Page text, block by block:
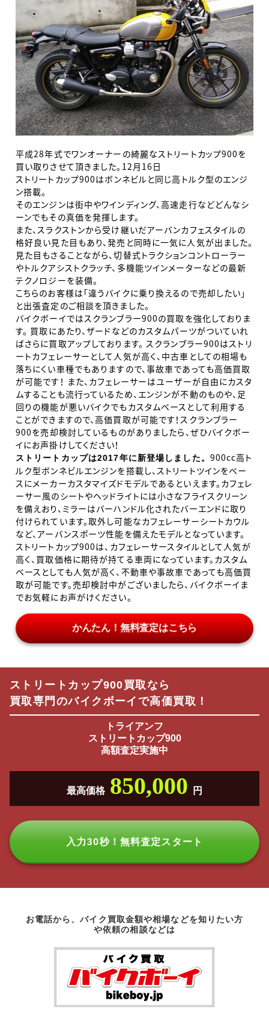
平成28年式でワンオーナーの綺麗なストリートカップ900を
買い取りさせて頂きました。12月16日
ストリートカップ900はボンネビルと同じ高トルク型のエンジ
ン搭載。
そのエンジンは街中やワインディング、高速走行などどんなシ
ーンでもその真価を発揮します。
また、スラクストンから受け継いだアーバンカフェスタイルの
格好良い見た目もあり、発売と同時に一気に人気が出ました。
見た目もさることながら、切替式トラクションコントローラー
やトルクアシストクラッチ、多機能ツインメーターなどの最新
テクノロジーを装備。
こちらのお客様は「違うバイクに乗り換えるので売却したい」
と出張査定のご相談を頂きました。
バイクボーイではスクランブラー900の買取を強化しておりま
す。 買取にあたり、ザードなどのカスタムパーツがついていれ
ばさらに買取アップしております。 スクランブラー900はストリ
ートカフェレーサーとして人気が高く、中古車としての相場も
落ちにくい車種でもありますので、事故車であっても高価買取
が可能です！ また、カフェレーサーはユーザーが自由にカスタ
ムすることも流行っているため、エンジンが不動のものや、足
回りの機能が悪いバイクでもカスタムベースとして利用する
ことができますので、高価買取が可能です！スクランブラー
900を売却検討しているものがありましたら、ぜひバイクボー
イにお声掛けしてください！
ストリートカップは2017年に新登場しました。 900cc高ト
ルク型ボンネビルエンジンを搭載し、ストリートツインをベー
スにメーカーカスタマイズドモデルであるといえます。カフェレ
ーサー風のシートやヘッドライトには小さなフライスクリーン
を備えおり、ミラーはバーハンドル化されたバーエンドに取り
付けられています。取外し可能なカフェレーサーシートカウル
など、アーバンスポーツ性能を備えたモデルとなっています。
ストリートカップ900は、カフェレーサースタイルとして人気が
高く、買取価格に期待が持てる車両になっています。カスタム
ベースとしても人気が高く、不動車や事故車であっても高価買
取が可能です。売却検討中がございましたら、バイクボーイま
でお気軽にお声がけください。
かんたん！無料査定はこちら
ストリートカップ900買取なら
買取専門のバイクボーイで高価買取！
トライアンフ
ストリートカップ900
高額査定実施中
最高価格 850,000 円
入力30秒！無料査定スタート
お電話から、バイク買取金額や相場などを知りたい方
や依頼の相談などは